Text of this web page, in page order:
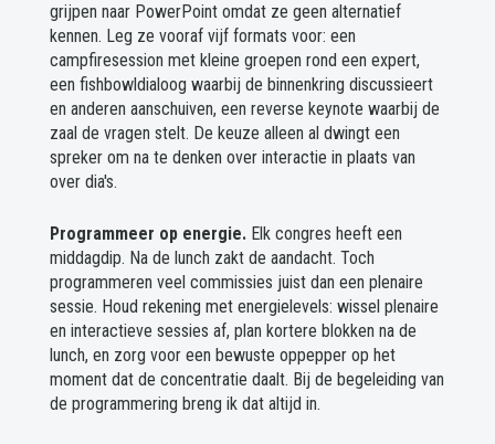
grijpen naar PowerPoint omdat ze geen alternatief
kennen. Leg ze vooraf vijf formats voor: een
campfiresession met kleine groepen rond een expert,
een fishbowldialoog waarbij de binnenkring discussieert
en anderen aanschuiven, een reverse keynote waarbij de
zaal de vragen stelt. De keuze alleen al dwingt een
spreker om na te denken over interactie in plaats van
over dia's.
Programmeer op energie.Elk congres heeft een
middagdip. Na de lunch zakt de aandacht. Toch
programmeren veel commissies juist dan een plenaire
sessie. Houd rekening met energielevels: wissel plenaire
en interactieve sessies af, plan kortere blokken na de
lunch, en zorg voor een bewuste oppepper op het
moment dat de concentratie daalt. Bij de begeleiding van
de programmering breng ik dat altijd in.